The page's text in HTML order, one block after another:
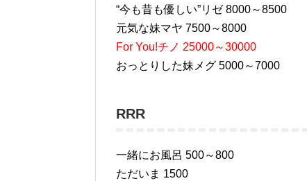
“今も昔も優しい”リゼ 8000～8500
元気な妹マヤ 7500～8000
For You!チノ 25000～30000
おっとりした妹メグ 5000～7000
RRR
一緒にお風呂 500～800
ただいま 1500